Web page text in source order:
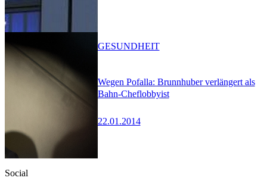
Wegen Pofalla: Brunnhuber verlängert als
Bahn-Cheflobbyist
22.01.2014
GESUNDHEIT
Social